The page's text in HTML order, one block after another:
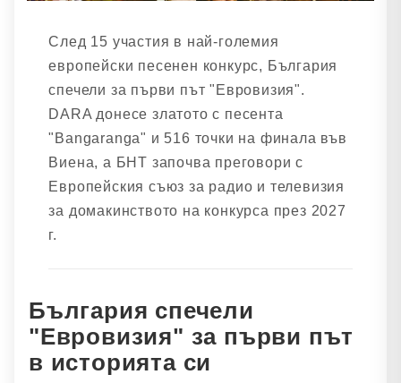
След 15 участия в най-големия
европейски песенен конкурс, България
спечели за първи път "Евровизия".
DARA донесе златото с песента
"Bangaranga" и 516 точки на финала във
Виена, а БНТ започва преговори с
Европейския съюз за радио и телевизия
за домакинството на конкурса през 2027
г.
България спечели
"Евровизия" за първи път
в историята си